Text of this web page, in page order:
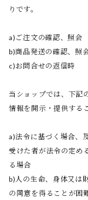
りです。
a)ご注文の確認、照会
b)商品発送の確認、照
c)お問合せの返信時
当ショップでは、下記
情報を開示・提供する
a)法令に基づく場合、
受けた者が法令の定め
る場合
b)人の生命、身体又は
の同意を得ることが困